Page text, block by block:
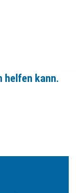
helfen kann.